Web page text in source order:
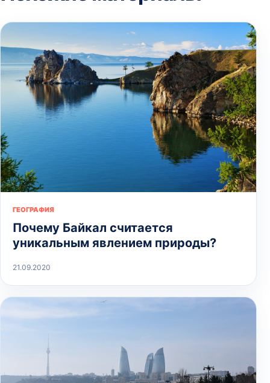
ГЕОГРАФИЯ
Почему Байкал считается
уникальным явлением природы?
21.09.2020